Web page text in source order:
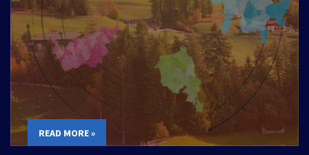
READ MORE »